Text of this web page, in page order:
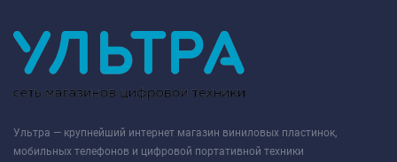
Ультра — крупнейший интернет магазин виниловых пластинок,
мобильных телефонов и цифровой портативной техники